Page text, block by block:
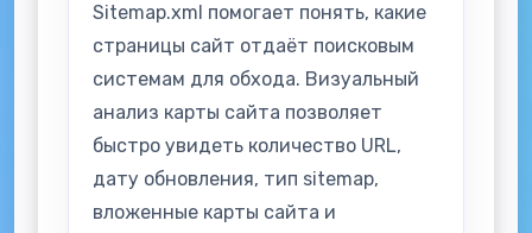
Sitemap.xml помогает понять, какие
страницы сайт отдаёт поисковым
системам для обхода. Визуальный
анализ карты сайта позволяет
быстро увидеть количество URL,
дату обновления, тип sitemap,
вложенные карты сайта и